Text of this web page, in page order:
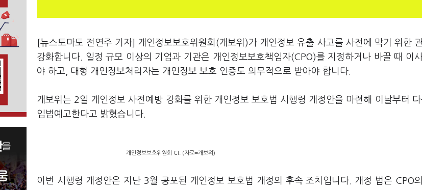
[뉴스토마토 전연주 기자] 개인정보보호위원회(개보위)가 개인정보 유출 사고를 사전에 막기 위한
강화합니다. 일정 규모 이상의 기업과 기관은 개인정보보호책임자(CPO)를 지정하거나 바꿀 때 이
야 하고, 대형 개인정보처리자는 개인정보 보호 인증도 의무적으로 받아야 합니다.
개보위는 2일 개인정보 사전예방 강화를 위한 개인정보 보호법 시행령 개정안을 마련해 이날부터
입법예고한다고 밝혔습니다.
개인정보보호위원회 CI. (자료=개보위)
이번 시행령 개정안은 지난 3월 공포된 개인정보 보호법 개정의 후속 조치입니다. 개정 법은 CPO